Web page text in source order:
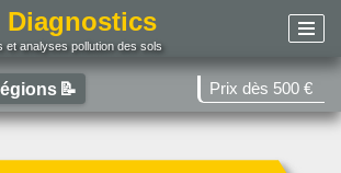
Diagnostics
et analyses pollution des sols
📝 Prix dès 500 €